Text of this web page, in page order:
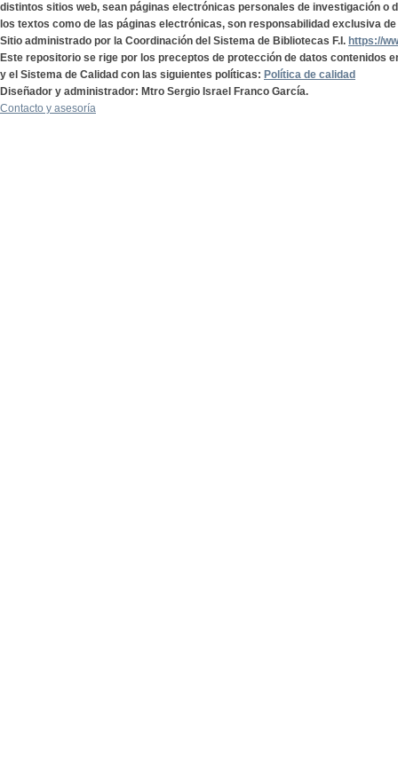
distintos sitios web, sean páginas electrónicas personales de investigación o
los textos como de las páginas electrónicas, son responsabilidad exclusiva
Sitio administrado por la Coordinación del Sistema de Bibliotecas F.I. https://
Este repositorio se rige por los preceptos de protección de datos contenidos
y el Sistema de Calidad con las siguientes políticas: Política de calidad
Diseñador y administrador: Mtro Sergio Israel Franco García.
Contacto y asesoría